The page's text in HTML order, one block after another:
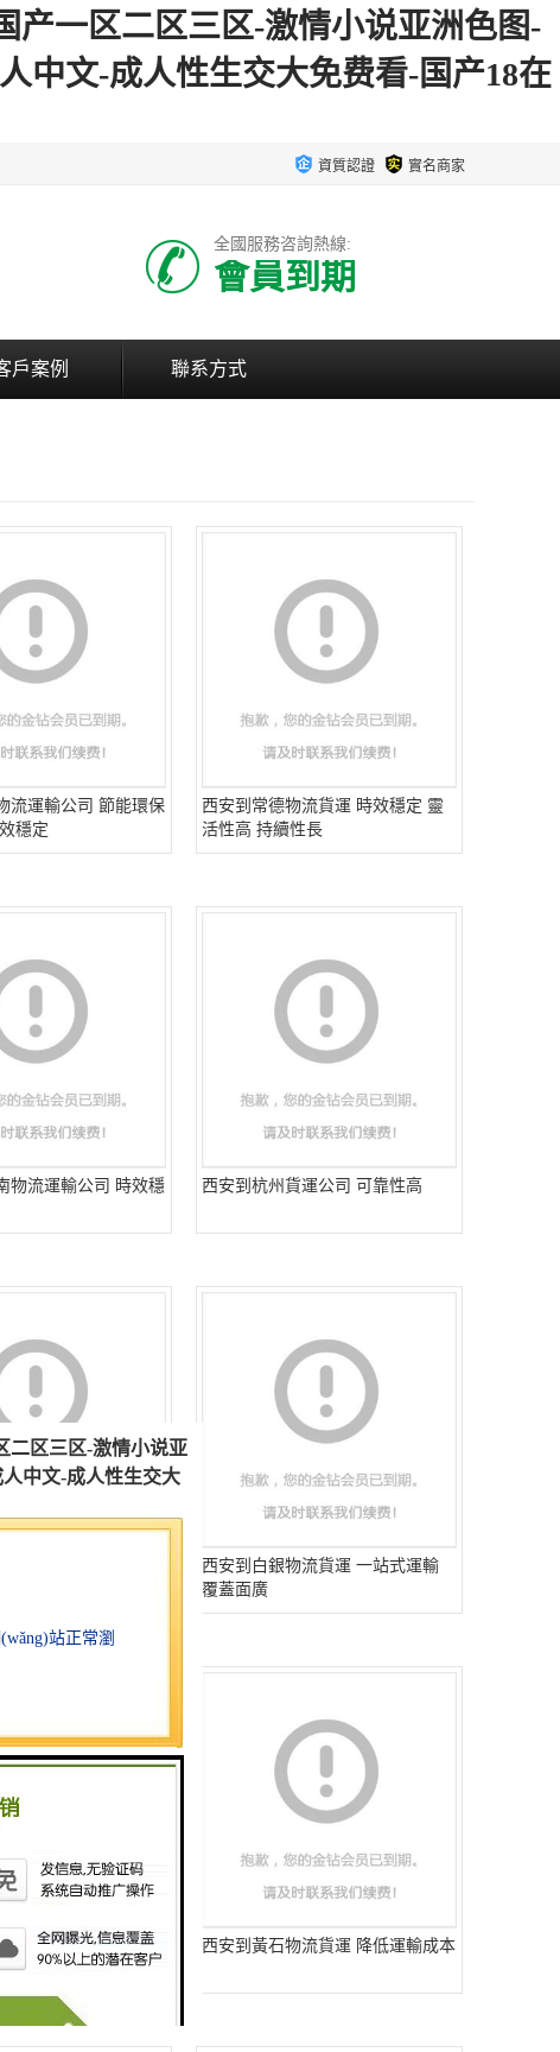
产一区二区三区-激情小说亚洲色图-
中文-成人性生交大免费看-国产18在
資質認證 實名商家
全國服務咨詢熱線:
會員到期
戶案例 聯系方式
流運輸公司 節能環保
穩定
西安到常德物流貨運 時效穩定 靈
活性高 持續性長
物流運輸公司 時效穩
西安到杭州貨運公司 可靠性高
西安到白銀物流貨運 一站式運輸
覆蓋面廣
流貨運 一站式運輸
西安到黃石物流貨運 降低運輸成本